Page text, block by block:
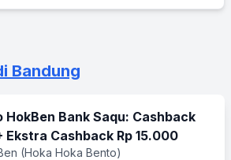
Bandung
HokBen Bank Saqu: Cashback
Ekstra Cashback Rp 15.000
(Hoka Hoka Bento)